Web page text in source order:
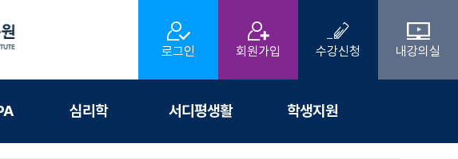
로그인 회원가입 수강신청 내강의실
심리학 서디평생활 학생지원